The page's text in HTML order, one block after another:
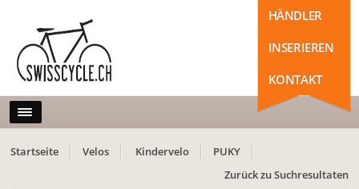
HÄNDLER
INSERIEREN
KONTAKT
Startseite Velos Kindervelo
PUKY
Zurück zu Suchresultaten